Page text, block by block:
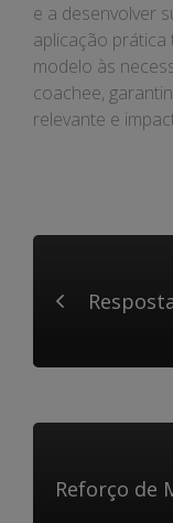
e a desenvolver
aplicação
modelo às
coachee,
relevante e
Reforço de